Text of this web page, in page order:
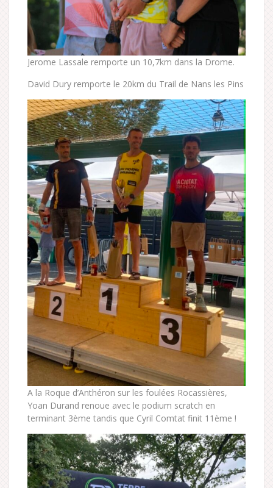
Jerome Lassale remporte un 10,7km dans la Drome.
David Dury remporte le 20km du Trail de Nans les Pins
A la Roque d’Anthéron sur les foulées Rocassières,
Yoan Durand renoue avec le podium scratch en
terminant 3ème tandis que Cyril Comtat finit 11ème !